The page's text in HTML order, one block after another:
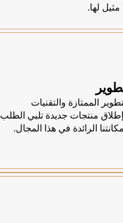
مثيل لها.
الممتازة والتقنيات
منتجات جديدة تلبي الطلب
الرائدة في هذا المجال.